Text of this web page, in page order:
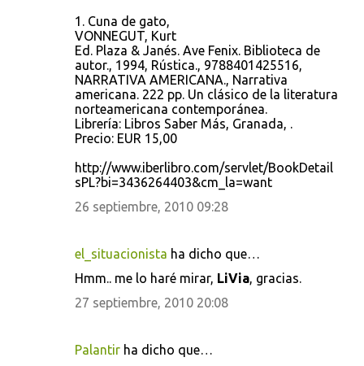
1. Cuna de gato,
VONNEGUT, Kurt
Ed. Plaza & Janés. Ave Fenix. Biblioteca de
autor., 1994, Rústica., 9788401425516,
NARRATIVA AMERICANA., Narrativa
americana. 222 pp. Un clásico de la literatura
norteamericana contemporánea.
Librería: Libros Saber Más, Granada, .
Precio: EUR 15,00
http://www.iberlibro.com/servlet/BookDetail
sPL?bi=3436264403&cm_la=want
26 septiembre, 2010 09:28
el_situacionista ha dicho que…
Hmm.. me lo haré mirar, LiVia, gracias.
27 septiembre, 2010 20:08
Palantir ha dicho que…